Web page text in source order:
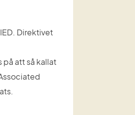
Direktivet
att så kallat